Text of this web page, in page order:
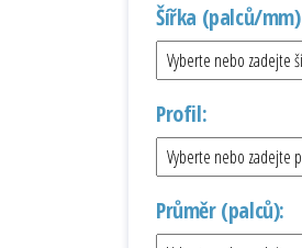
Šířka (palců/mm)
Profil:
Průměr (palců):